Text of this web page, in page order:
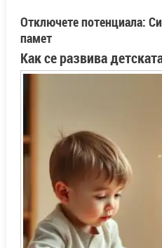
Отключете потенциала:
памет
Как се развива